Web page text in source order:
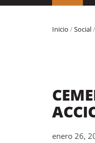
Inicio /Social/
enero 26,